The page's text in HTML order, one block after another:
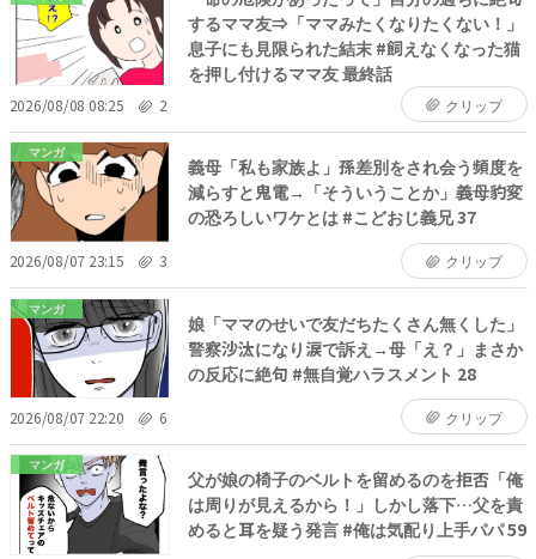
するママ友⇒「ママみたくなりたくない！」
息子にも見限られた結末 #飼えなくなった猫
を押し付けるママ友 最終話
2026/08/08 08:25 2 クリップ
マンガ
義母「私も家族よ」孫差別をされ会う頻度を
減らすと鬼電→「そういうことか」義母豹変
の恐ろしいワケとは #こどおじ義兄 37
2026/08/07 23:15 3 クリップ
マンガ
娘「ママのせいで友だちたくさん無くした」
警察沙汰になり涙で訴え→母「え？」まさか
の反応に絶句 #無自覚ハラスメント 28
2026/08/07 22:20 6 クリップ
マンガ
父が娘の椅子のベルトを留めるのを拒否「俺
は周りが見えるから！」しかし落下…父を責
めると耳を疑う発言 #俺は気配り上手パパ 59